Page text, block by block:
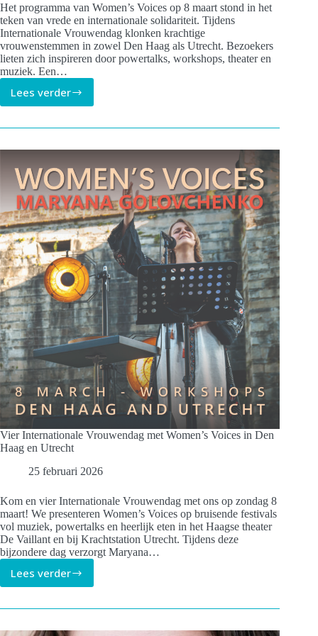
Het programma van Women’s Voices op 8 maart stond in het
teken van vrede en internationale solidariteit. Tijdens
Internationale Vrouwendag klonken krachtige
vrouwenstemmen in zowel Den Haag als Utrecht. Bezoekers
lieten zich inspireren door powertalks, workshops, theater en
muziek. Een…
Lees verder
Women’s
–
en
internationale
solidariteit
op
8
maart
Vier Internationale Vrouwendag met Women’s Voices in Den
Haag en Utrecht
25 februari 2026
Kom en vier Internationale Vrouwendag met ons op zondag 8
maart! We presenteren Women’s Voices op bruisende festivals
vol muziek, powertalks en heerlijk eten in het Haagse theater
De Vaillant en bij Krachtstation Utrecht. Tijdens deze
bijzondere dag verzorgt Maryana…
Lees verder
Vier
Vrouwendag